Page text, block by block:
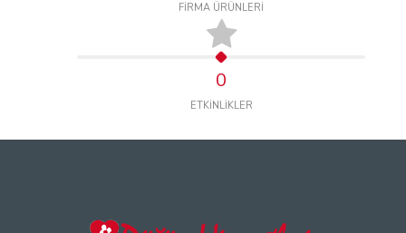
FİRMA ÜRÜNLERİ
0
ETKİNLİKLER